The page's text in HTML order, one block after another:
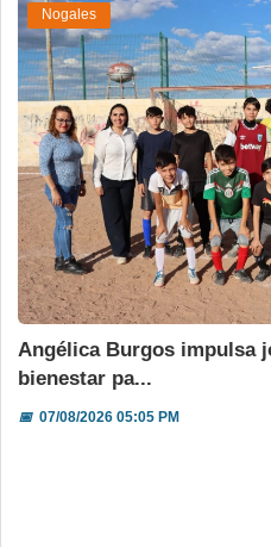
Nogales
Angélica Burgos impulsa
bienestar pa...
📅07/08/2026 05:05 PM